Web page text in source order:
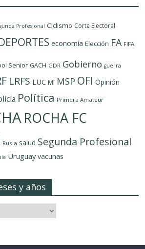
Profesional Ciclismo Corte Electoral
economía Elección FA FIFA
Senior GACH GDR Gobierno guerra
LRFS LUC MI MSP OFI Opinión
Política Primera Amateur
ROCHA FC
Rusia salud Segunda Profesional
Uruguay vacunas
y años